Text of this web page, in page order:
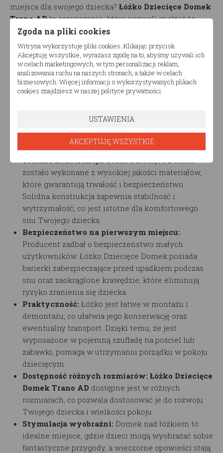
miejsca dla swojego dziecka? Łóżko Dziecięce Domek
Trano ADto rozwiązanie, które pozwoli spełnić te
marzenia! To niezwykłe i urocze łóżko, które
przeniesie Twoje dziecko do krainy wyobraźni i
zabawy.
Główne cechy produktu:
miejsce do spania, ale również przestrzeń do
zabawy, snucia opowieści i spełniania dziecięcych
marzeń.
Solidna konstrukcja: Łóżko Dziecięce Domek
zostało wykonane z wysokiej jakości materiałów,
które gwarantują trwałość i bezpieczeństwo.
Solidna konstrukcja zapewnia stabilność i
wytrzymałość, co jest istotne dla komfortowego
snu Twojego dziecka.
Bezpieczeństwo na pierwszym miejscu:
Producent zadbał o bezpieczeństwo małych
użytkowników. Łóżko Dziecięce Domek posiada
barierki zabezpieczające przed upadkiem podczas
snu oraz zaokrąglone krawędzie, które eliminują
ryzyko zranienia się dziecka.
Praktyczność: Łóżko jest łatwe w montażu i
demontażu, co ułatwia jego konserwację oraz
ewentualny transport. Dzięki temu, że jest
wyposażone w pojemną szufladę na pościel lub
zabawki, pomaga w utrzymaniu porządku w pokoju
dziecięcym.
Dostępność różnych rozmiarów: Łóżko Dziecięce
Domek Trano AD dostępne jest w różnych
rozmiarach, co pozwala dostosować je do rozwoju
Twojego dziecka i wielkości pokoju.
Stymulacja wyobraźni: Domek nad łóżkiem to
idealne miejsce, gdzie dzieci mogą wyobrażać sobie
fantastyczne przygody, a wieczorne opowieści stają
Zgoda na pliki cookies
Witryna wykorzystuje pliki cookies. Klikając przycisk
Akceptuję wszystkie, wyrażasz zgodę na to, abyśmy używali ich
w celach marketingowych, w tym personalizacji reklam,
analizowania ruchu na naszych stronach, a także w celach
biznesowych. Więcej informacji o wykorzystywanych plikach
cookies znajdziesz w naszej polityce prywatności.
USTAWIENIA
AKCEPTUJĘ WSZYSTKIE